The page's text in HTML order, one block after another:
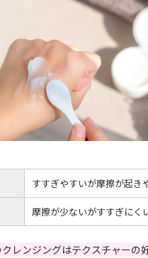
すすぎやすいが摩擦が起き
摩擦が少ないがすすぎにく
レンジングはテクスチャーの